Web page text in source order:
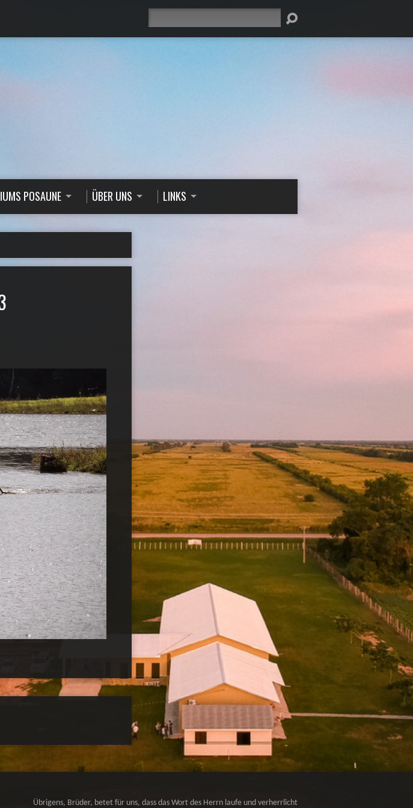
POSAUNE ÜBER UNS LINKS
Übrigens, Brüder, betet für uns, dass das Wort des Herrn laufe und verherrlicht